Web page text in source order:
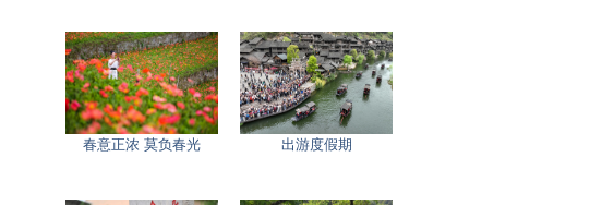
春意正浓 莫负春光 出游度假期